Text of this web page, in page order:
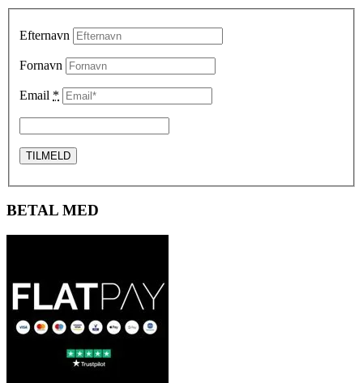
Efternavn
Fornavn
Email *
BETAL MED